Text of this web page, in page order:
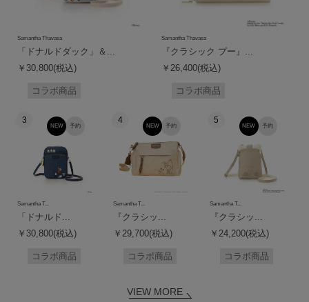
Samantha Thavasa
「ドナルドダック」＆...
￥30,800(税込)
コラボ商品
Samantha Thavasa
『クラシック プー』...
￥26,400(税込)
コラボ商品
3
予約
NEW
Samantha T...
「ドナルド...
￥30,800(税込)
コラボ商品
4
予約
NEW
Samantha T...
『クラシッ...
￥29,700(税込)
コラボ商品
5
予約
NEW
Samantha T...
『クラシッ...
￥24,200(税込)
コラボ商品
VIEW MORE